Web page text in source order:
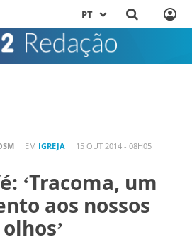
PT
EM IGREJA 15 OUT 2014 - 08H05
‘Tracoma, um
aos nossos
olhos’